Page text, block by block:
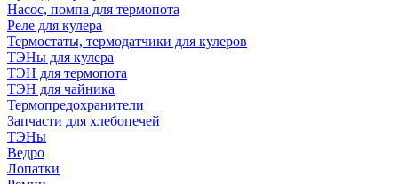
Насос, помпа для термопота
Реле для кулера
Термостаты, термодатчики для кулеров
ТЭНы для кулера
ТЭН для термопота
ТЭН для чайника
Термопредохранители
Запчасти для хлебопечей
ТЭНы
Ведро
Лопатки